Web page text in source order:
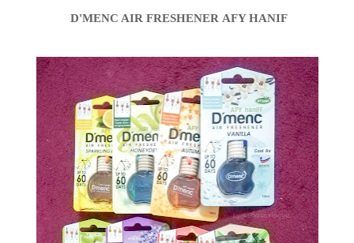
D'MENC AIR FRESHENER AFY HANIF